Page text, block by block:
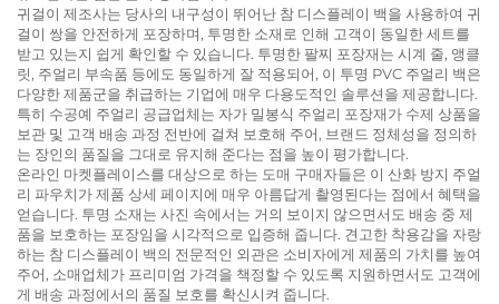
귀걸이 제조사는 당사의 내구성이 뛰어난 참 디스플레이 백을 사용하여 귀
걸이 쌍을 안전하게 포장하며, 투명한 소재로 인해 고객이 동일한 세트를
받고 있는지 쉽게 확인할 수 있습니다. 투명한 팔찌 포장재는 시계 줄, 앵클
릿, 주얼리 부속품 등에도 동일하게 잘 적용되어, 이 투명 PVC 주얼리 백은
다양한 제품군을 취급하는 기업에 매우 다용도적인 솔루션을 제공합니다.
특히 수공예 주얼리 공급업체는 자가 밀봉식 주얼리 포장재가 수제 상품을
보관 및 고객 배송 과정 전반에 걸쳐 보호해 주어, 브랜드 정체성을 정의하
는 장인의 품질을 그대로 유지해 준다는 점을 높이 평가합니다.
온라인 마켓플레이스를 대상으로 하는 도매 구매자들은 이 산화 방지 주얼
리 파우치가 제품 상세 페이지에 매우 아름답게 촬영된다는 점에서 혜택을
얻습니다. 투명 소재는 사진 속에서는 거의 보이지 않으면서도 배송 중 제
품을 보호하는 포장임을 시각적으로 입증해 줍니다. 견고한 착용감을 자랑
하는 참 디스플레이 백의 전문적인 외관은 소비자에게 제품의 가치를 높여
주어, 소매업체가 프리미엄 가격을 책정할 수 있도록 지원하면서도 고객에
게 배송 과정에서의 품질 보호를 확신시켜 줍니다.